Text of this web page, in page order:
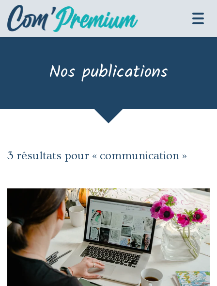
Nos publications
3 résultats pour « communication »